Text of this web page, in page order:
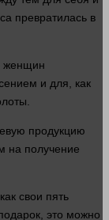
превратилась в
женщин
и для, как
продукцию
на получение
как свои пять
это можно